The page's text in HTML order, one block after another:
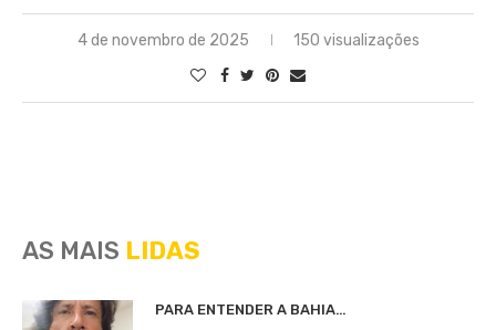
4 de novembro de 2025 150 visualizações
AS MAIS LIDAS
PARA ENTENDER A BAHIA…